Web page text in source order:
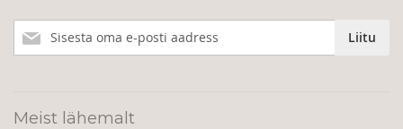
meie
Liitu
Meist lähemalt